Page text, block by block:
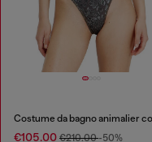
€105.00 €210.00-50%